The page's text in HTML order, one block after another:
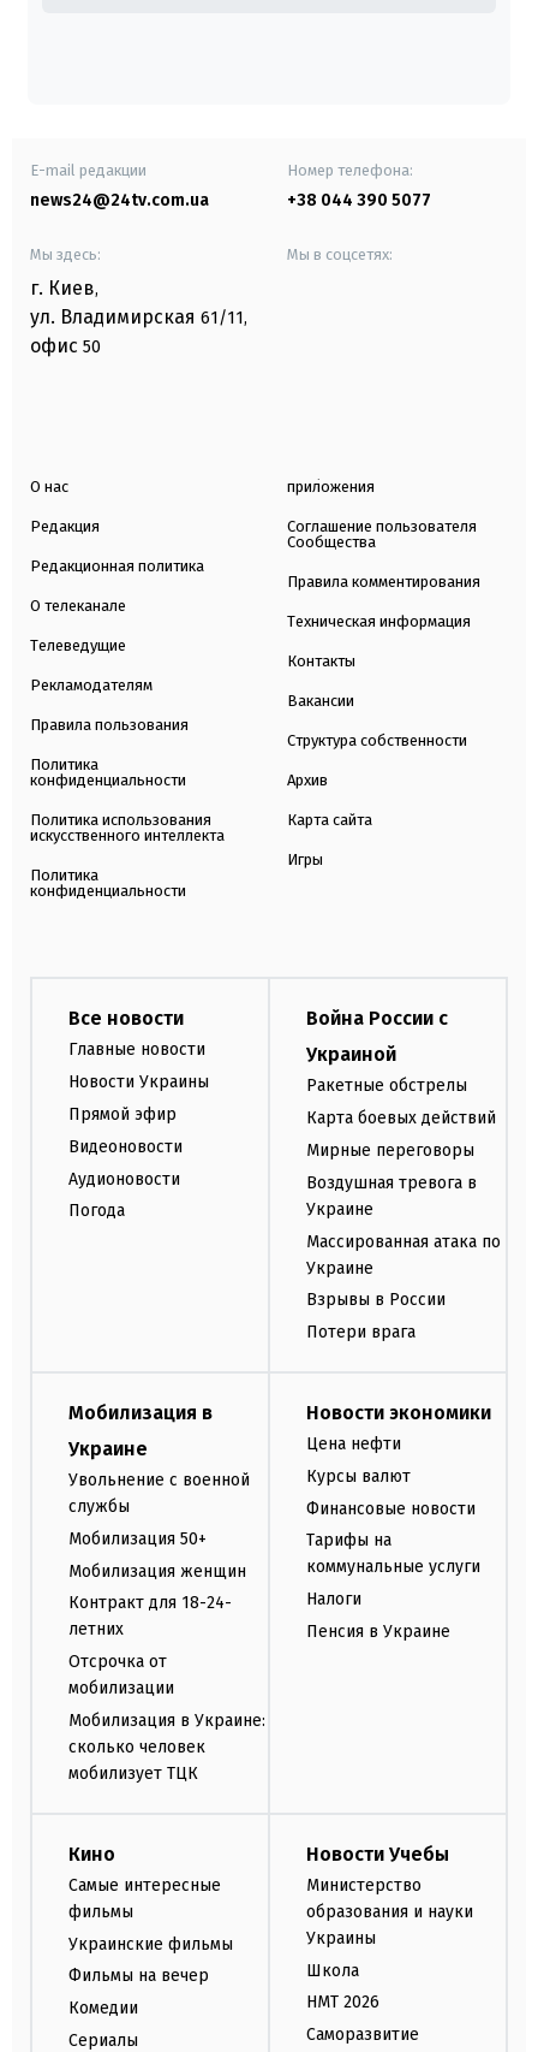
E-mail редакции
news24@24tv.com.ua
Номер телефона:
+38 044 390 5077
Мы здесь:
г. Киев,
ул. Владимирская 61/11,
офис 50
Мы в соцсетях:
О нас
Редакция
Редакционная политика
О телеканале
Телеведущие
Рекламодателям
Правила пользования
Политика
конфиденциальности
Политика использования
искусственного интеллекта
Политика
конфиденциальности
приложения
Соглашение пользователя
Сообщества
Правила комментирования
Техническая информация
Контакты
Вакансии
Структура собственности
Архив
Карта сайта
Игры
Все новости
Главные новости
Новости Украины
Прямой эфир
Видеоновости
Аудионовости
Погода
Война России с
Украиной
Ракетные обстрелы
Карта боевых действий
Мирные переговоры
Воздушная тревога в
Украине
Массированная атака по
Украине
Взрывы в России
Потери врага
Мобилизация в
Украине
Увольнение с военной
службы
Мобилизация 50+
Мобилизация женщин
Контракт для 18-24-
летних
Отсрочка от
мобилизации
Мобилизация в Украине:
сколько человек
мобилизует ТЦК
Новости экономики
Цена нефти
Курсы валют
Финансовые новости
Тарифы на
коммунальные услуги
Налоги
Пенсия в Украине
Кино
Самые интересные
фильмы
Украинские фильмы
Фильмы на вечер
Комедии
Сериалы
Новости Учебы
Министерство
образования и науки
Украины
Школа
НМТ 2026
Саморазвитие